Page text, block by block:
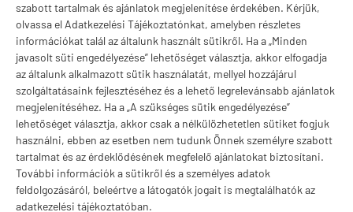
szabott tartalmak és ajánlatok megjelenítése érdekében. Kérjük,
olvassa el Adatkezelési Tájékoztatónkat, amelyben részletes
információkat talál az általunk használt sütikről. Ha a „Minden
javasolt süti engedélyezése” lehetőséget választja, akkor elfogadja
az általunk alkalmazott sütik használatát, mellyel hozzájárul
szolgáltatásaink fejlesztéséhez és a lehető legrelevánsabb ajánlatok
megjelenítéséhez. Ha a „A szükséges sütik engedélyezése”
lehetőséget választja, akkor csak a nélkülözhetetlen sütiket fogjuk
használni, ebben az esetben nem tudunk Önnek személyre szabott
tartalmat és az érdeklődésének megfelelő ajánlatokat biztosítani.
További információk a sütikről és a személyes adatok
feldolgozásáról, beleértve a látogatók jogait is megtalálhatók az
adatkezelési tájékoztatóban.
Valuta választás